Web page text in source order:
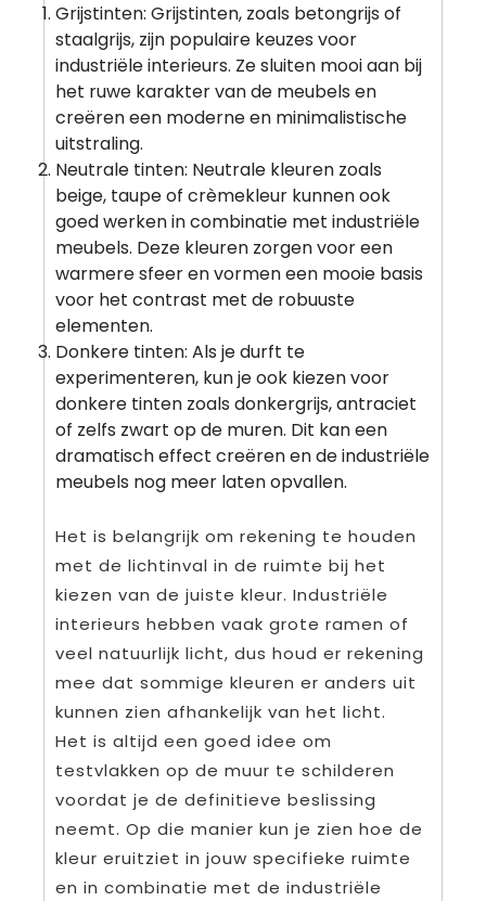
Grijstinten: Grijstinten, zoals betongrijs of
staalgrijs, zijn populaire keuzes voor
industriële interieurs. Ze sluiten mooi aan bij
het ruwe karakter van de meubels en
creëren een moderne en minimalistische
uitstraling.
Neutrale tinten: Neutrale kleuren zoals
beige, taupe of crèmekleur kunnen ook
goed werken in combinatie met industriële
meubels. Deze kleuren zorgen voor een
warmere sfeer en vormen een mooie basis
voor het contrast met de robuuste
elementen.
Donkere tinten: Als je durft te
experimenteren, kun je ook kiezen voor
donkere tinten zoals donkergrijs, antraciet
of zelfs zwart op de muren. Dit kan een
dramatisch effect creëren en de industriële
meubels nog meer laten opvallen.
Het is belangrijk om rekening te houden
met de lichtinval in de ruimte bij het
kiezen van de juiste kleur. Industriële
interieurs hebben vaak grote ramen of
veel natuurlijk licht, dus houd er rekening
mee dat sommige kleuren er anders uit
kunnen zien afhankelijk van het licht.
Het is altijd een goed idee om
testvlakken op de muur te schilderen
voordat je de definitieve beslissing
neemt. Op die manier kun je zien hoe de
kleur eruitziet in jouw specifieke ruimte
en in combinatie met de industriële